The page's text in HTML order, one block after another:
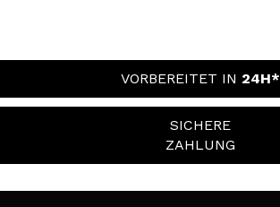
VORBEREITET IN 24H*
SICHERE
ZAHLUNG